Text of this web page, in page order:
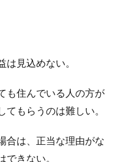
見込めない。
も住んでいる人の方が
もらうのは難しい。
合は、正当な理由がな
きない。